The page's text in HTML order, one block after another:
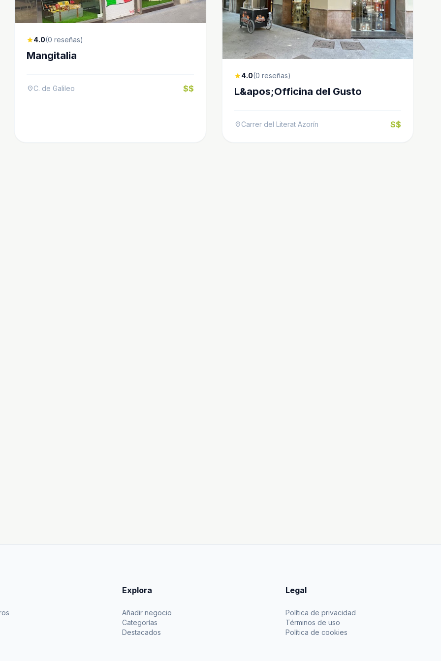
star4.0(0 reseñas)
Mangitalia
location_onC. de Galileo $$
star4.0(0 reseñas)
L&apos;Officina del Gusto
location_onCarrer del Literat Azorín $$
Explora
Añadir negocio
Categorías
Destacados
Legal
Política de privacidad
Términos de uso
Política de cookies